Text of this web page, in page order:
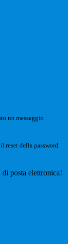
un messaggio
reset della password
posta elettronica!